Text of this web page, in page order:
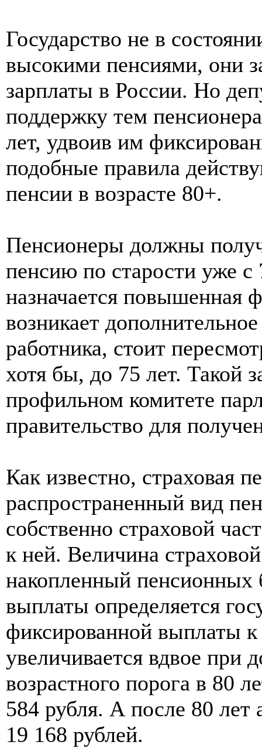
Государство не в
высокими пенсиями, они
зарплаты в России. Но
поддержку тем
лет, удвоив им
подобные правила
пенсии в возрасте 80+.
Пенсионеры должны
пенсию по старости уже с
назначается повышенная
возникает
работника, стоит
хотя бы, до 75 лет. Такой
профильном комитете
правительство для
Как известно, страховая
распространенный вид
собственно страховой
к ней. Величина
накопленный пенсионных
выплаты определяется
фиксированной выплаты к
увеличивается вдвое при
возрастного порога в 80
584 рубля. А после 80 лет
19 168 рублей.